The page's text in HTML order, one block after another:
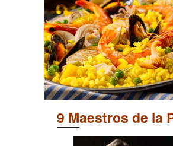
9 Maestros de la